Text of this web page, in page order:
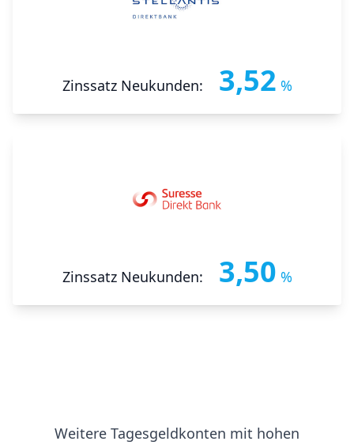
Zinssatz Neukunden: 3,52 %
Zinssatz Neukunden: 3,50 %
Weitere Tagesgeldkonten mit hohen